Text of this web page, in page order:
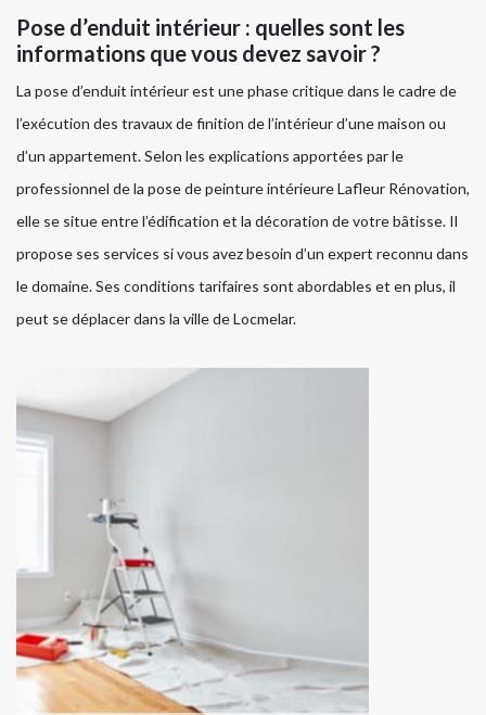
Pose d’enduit intérieur : quelles sont les
informations que vous devez savoir ?
La pose d’enduit intérieur est une phase critique dans le cadre de
l’exécution des travaux de finition de l’intérieur d’une maison ou
d’un appartement. Selon les explications apportées par le
professionnel de la pose de peinture intérieure Lafleur Rénovation,
elle se situe entre l’édification et la décoration de votre bâtisse. Il
propose ses services si vous avez besoin d’un expert reconnu dans
le domaine. Ses conditions tarifaires sont abordables et en plus, il
peut se déplacer dans la ville de Locmelar.